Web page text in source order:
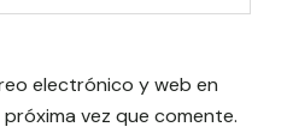
electrónico y web en
vez que comente.